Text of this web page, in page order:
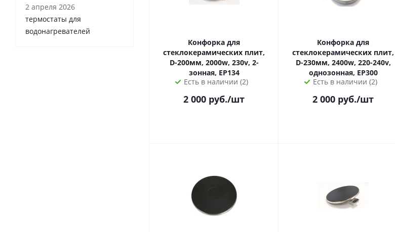
Конфорка для
стеклокерамических плит,
D-200мм, 2000w, 230v, 2-
зонная, EP134
Есть в наличии (2)
2 000 руб./шт
Конфорка для
стеклокерамических плит,
D-230мм, 2400w, 220-240v,
однозонная, EP300
Есть в наличии (2)
2 000 руб./шт
2 апреля 2026
термостаты для
водонагревателей